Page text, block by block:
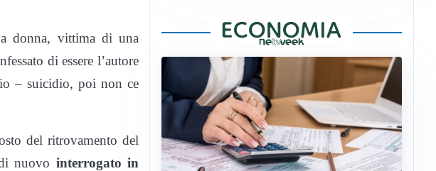
donna, vittima di una
di essere l’autore
– suicidio, poi non ce
del ritrovamento del
nuovo interrogato in